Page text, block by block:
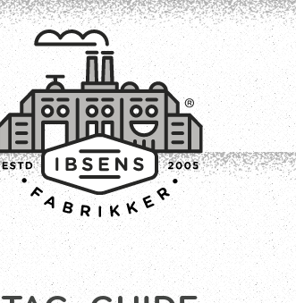
TILMELD